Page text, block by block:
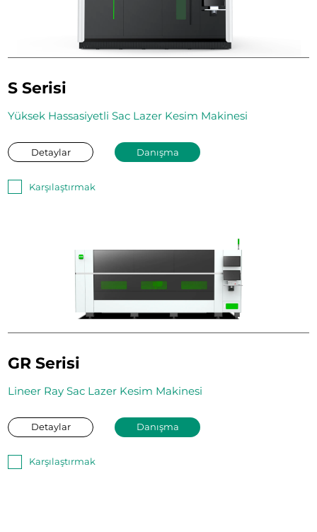
S Serisi
Yüksek Hassasiyetli Sac Lazer Kesim Makinesi
Detaylar Danışma
Karşılaştırmak
GR Serisi
Lineer Ray Sac Lazer Kesim Makinesi
Detaylar Danışma
Karşılaştırmak